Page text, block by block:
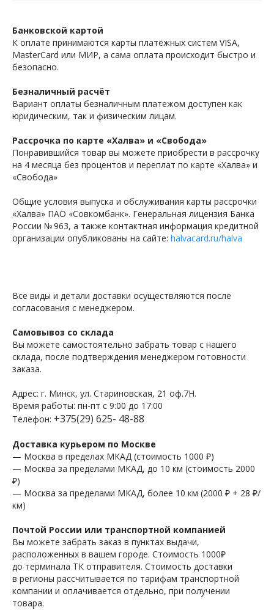
Банковской картой
К оплате принимаются карты платёжных систем VISA,
MasterCard или МИР, а сама оплата происходит быстро и
безопасно.
Безналичный расчёт
Вариант оплаты безналичным платежом доступен как
юридическим, так и физическим лицам.
Рассрочка по карте «Халва» и «Свобода»
Понравившийся товар вы можете приобрести в рассрочку
на 4 месяца без процентов и переплат по карте «Халва» и
«Свобода»
Общие условия выпуска и обслуживания карты рассрочки
«Халва» ПАО «Совкомбанк». Генеральная лицензия Банка
России № 963, а также контактная информация кредитной
организации опубликованы на сайте: halvacard.ru/halva
Все виды и детали доставки осуществляются после
согласования с менеджером.
Самовывоз со склада
Вы можете самостоятельно забрать товар с нашего
склада, после подтверждения менеджером готовности
заказа.
Адрес: г. Минск, ул. Стариновская, 21 оф.7Н.
Время работы: пн-пт с 9:00 до 17:00
Телефон: +375(29) 625- 48-88
Доставка курьером по Москве
— Москва в пределах МКАД (стоимость 1000 ₽)
— Москва за пределами МКАД, до 10 км (стоимость 2000
₽)
— Москва за пределами МКАД, более 10 км (2000 ₽ + 28 ₽/
км)
Почтой России или транспортной компанией
Вы можете забрать заказ в пунктах выдачи,
расположенных в вашем городе. Стоимость 1000₽
до терминала ТК отправителя. Стоимость доставки
в регионы рассчитывается по тарифам транспортной
компании и оплачивается отдельно, при получении
товара.